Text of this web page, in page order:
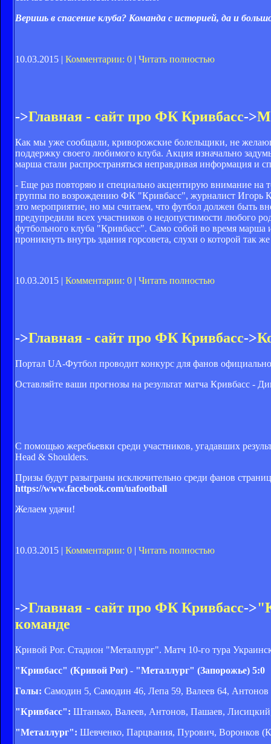
Веришь в спасение клуба? Команда с историей, да и
10.03.2015 | Комментарии: 0 | Читать полностью
->Главная - сайт про ФК Кривбасс->
Как мы уже сообщали, криворожские болельщики, не
поддержку своего любимого клуба. Акция изначально
марша стали распространяться неправдивая информация и
- Еще раз повторяю и специально акцентирую внимание на
группы по возрождению ФК "Кривбасс", журналист Игорь
это мероприятие, но мы считаем, что футбол должен быть
предупредили всех участников о недопустимости любого
футбольного клуба "Кривбасс". Само собой во время марша
проникнуть внутрь здания горсовета, слухи о которой так
10.03.2015 | Комментарии: 0 | Читать полностью
->Главная - сайт про ФК Кривбасс->
Портал UA-Футбол проводит конкурс для фанов
Оставляйте ваши прогнозы на результат матча Кривбасс -
С помощью жеребьевки среди участников, угадавших
Head & Shoulders.
Призы будут разыграны исключительно среди фанов
https://www.facebook.com/uafootball
Желаем удачи!
10.03.2015 | Комментарии: 0 | Читать полностью
->Главная - сайт про ФК Кривбасс->
команде
Кривой Рог. Стадион "Металлург". Матч 10-го тура
"Кривбасс" (Кривой Рог) - "Металлург" (Запорожье) 5:0
Голы: Самодин 5, Самодин 46, Лепа 59, Валеев 64, Антонов
"Кривбасс": Штанько, Валеев, Антонов, Пашаев,
"Металлург": Шевченко, Парцвания, Пурович, Воронков